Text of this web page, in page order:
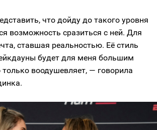
что дойду до такого уровня
возможность сразиться с ней. Для
ставшая реальностью. Её стиль
будет для меня большим
воодушевляет, — говорила